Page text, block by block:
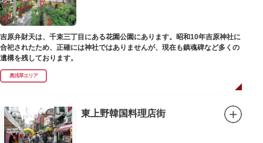
吉原弁財天は、千束三丁目にある花園公園にあります。昭和10年吉原神社に
合祀されたため、正確には神社ではありませんが、現在も鎮魂碑など多くの
遺構を残しております。
奥浅草エリア
東上野韓国料理店街